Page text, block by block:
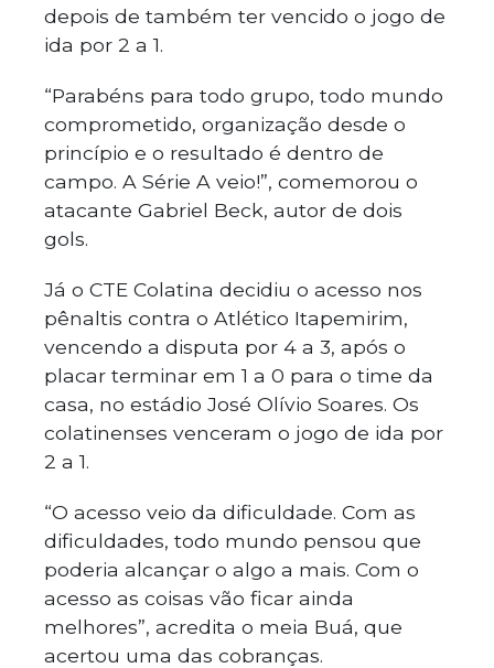
depois de também ter vencido o jogo de
ida por 2 a 1.
“Parabéns para todo grupo, todo mundo
comprometido, organização desde o
princípio e o resultado é dentro de
campo. A Série A veio!”, comemorou o
atacante Gabriel Beck, autor de dois
gols.
Já o CTE Colatina decidiu o acesso nos
pênaltis contra o Atlético Itapemirim,
vencendo a disputa por 4 a 3, após o
placar terminar em 1 a 0 para o time da
casa, no estádio José Olívio Soares. Os
colatinenses venceram o jogo de ida por
2 a 1.
“O acesso veio da dificuldade. Com as
dificuldades, todo mundo pensou que
poderia alcançar o algo a mais. Com o
acesso as coisas vão ficar ainda
melhores”, acredita o meia Buá, que
acertou uma das cobranças.